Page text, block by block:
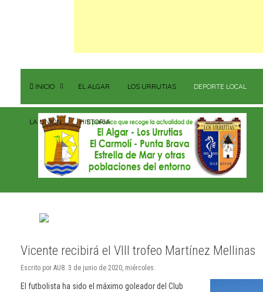
INICIO EL ALGAR LOS URRUTIAS DEPORTE LOCAL
LA UNIÓN HISTORIA
Vicente recibirá el VIII trofeo Martínez Mellinas
Escrito por AU8. 3 de junio de 2020, miércoles.
El futbolista ha sido el máximo goleador del Club